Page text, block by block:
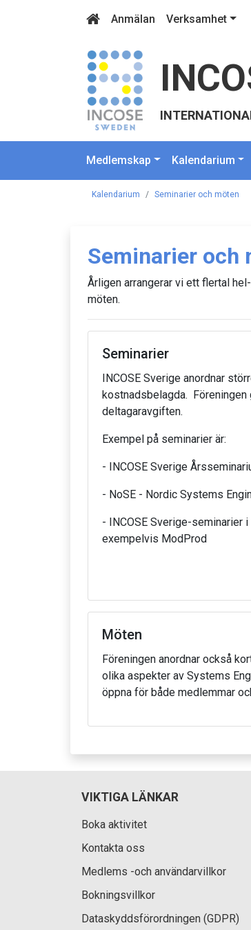
Anmälan Verksamhet
Medlemskap Kalendarium
Kalendarium Seminarier och möten
Seminarier och
Årligen arrangerar vi ett flertal
möten.
Seminarier
INCOSE Sverige anordnar
kostnadsbelagda. Föreningen
deltagaravgiften.
Exempel på seminarier är:
- INCOSE Sverige
- NoSE - Nordic Systems
- INCOSE Sverige-seminarier
exempelvis ModProd
Möten
Föreningen anordnar också
olika aspekter av Systems
öppna för både medlemmar
VIKTIGA LÄNKAR
Boka aktivitet
Kontakta oss
Medlems -och användarvillkor
Bokningsvillkor
Dataskyddsförordningen (GDPR)